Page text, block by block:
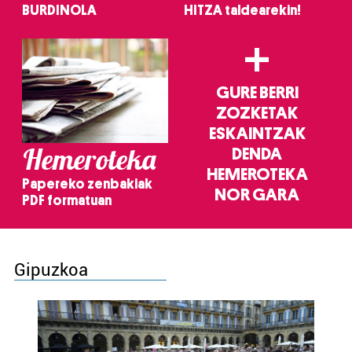
BURDINOLA
HITZA taldearekin!
Hemeroteka
Papereko zenbakiak
PDF formatuan
+
GURE BERRI
ZOZKETAK
ESKAINTZAK
DENDA
HEMEROTEKA
NOR GARA
Gipuzkoa